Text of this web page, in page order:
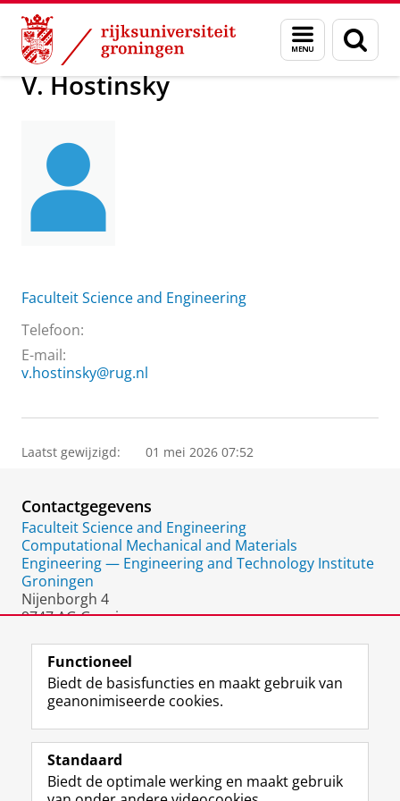
Skip
Content
Skip
Navigation
Menu
en
zoeken
Over ons V. Hostinsky
V. Hostinsky
Faculteit Science and Engineering
Telefoon:
E-mail:
v.hostinsky@rug.nl
Laatst gewijzigd: 01 mei 2026 07:52
Contactgegevens
Faculteit Science and Engineering
Computational Mechanical and Materials
Engineering — Engineering and Technology Institute
Groningen
Nijenborgh 4
9747 AG Groningen
Volg de RUG
F
a
e
L
i
k
R
S
-
I
n
t
Y
o
T
Studiekiezers
Functioneel
Biedt de basisfuncties en maakt gebruik van
geanonimiseerde cookies.
Standaard
Biedt de optimale werking en maakt gebruik